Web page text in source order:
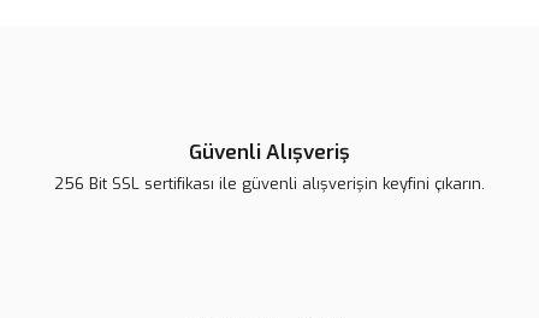
Güvenli Alışveriş
256 Bit SSL sertifikası ile güvenli alışverişin keyfini çıkarın.